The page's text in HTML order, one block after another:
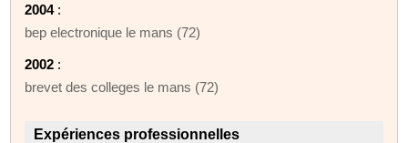
2004:
bep electronique le mans (72)
2002 :
brevet des colleges le mans (72)
Expériences professionnelles